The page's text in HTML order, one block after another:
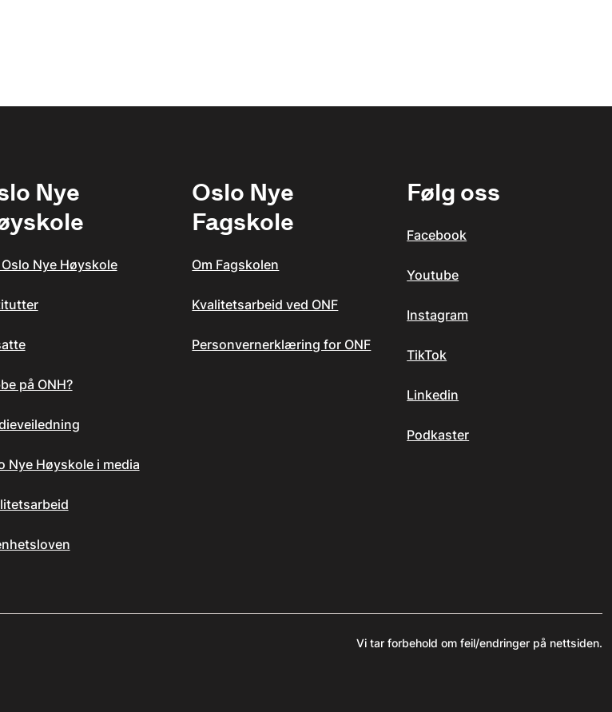
Nye
Oslo Nye Høyskole
på ONH?
Nye Høyskole i media
Oslo Nye
Fagskole
Om Fagskolen
Kvalitetsarbeid ved ONF
Personvernerklæring for ONF
Følg oss
Facebook
Youtube
Instagram
TikTok
Linkedin
Podkaster
Vi tar forbehold om feil/endringer på nettsiden.